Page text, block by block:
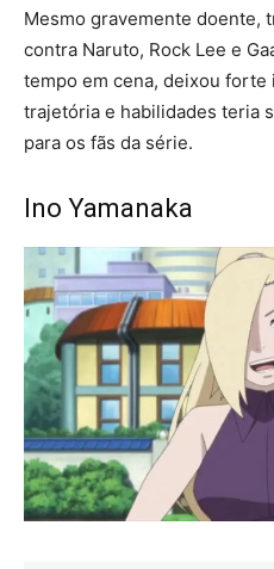
Mesmo gravemente doente,
contra Naruto, Rock Lee e
tempo em cena, deixou forte
trajetória e habilidades teria
para os fãs da série.
Ino Yamanaka